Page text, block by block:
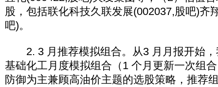
股，包括联化科技久联发展(002037,股吧)齐
吧)。
2. 3 月推荐模拟组合。从3 月月报开始，
基础化工月度模拟组合（1 个月更新一次组
防御为主兼顾高油价主题的选股策略，推荐